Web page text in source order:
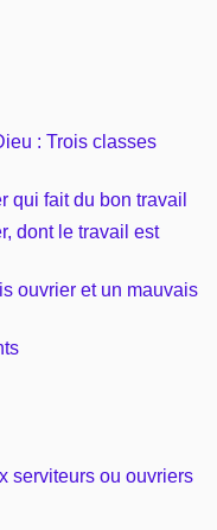
: Trois classes
qui fait du bon travail
dont le travail est
ouvrier et un mauvais
serviteurs ou ouvriers